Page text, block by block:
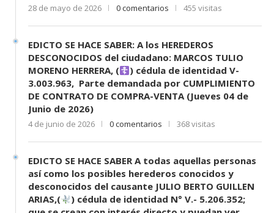
28 de mayo de 2026 0 comentarios 455 visitas
EDICTO SE HACE SABER: A los HEREDEROS
DESCONOCIDOS del ciudadano: MARCOS TULIO
MORENO HERRERA, (
) cédula de identidad V-
3.003.963, Parte demandada por CUMPLIMIENTO
DE CONTRATO DE COMPRA-VENTA (Jueves 04 de
Junio de 2026)
4 de junio de 2026 0 comentarios 368 visitas
EDICTO SE HACE SABER A todas aquellas personas
así como los posibles herederos conocidos y
desconocidos del causante JULIO BERTO GUILLEN
ARIAS,(
) cédula de identidad N° V.- 5.206.352;